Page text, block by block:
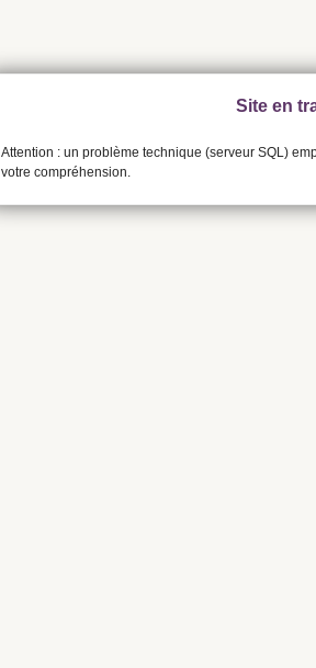
Site en
Attention : un problème technique (serveur SQL)
votre compréhension.